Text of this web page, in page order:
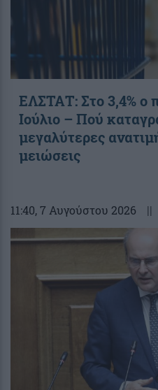
ΕΛΣΤΑΤ: Στο 3,4% ο
Ιούλιο – Πού
μεγαλύτερες
μειώσεις
11:40, 7 Αυγούστου 2026 ||